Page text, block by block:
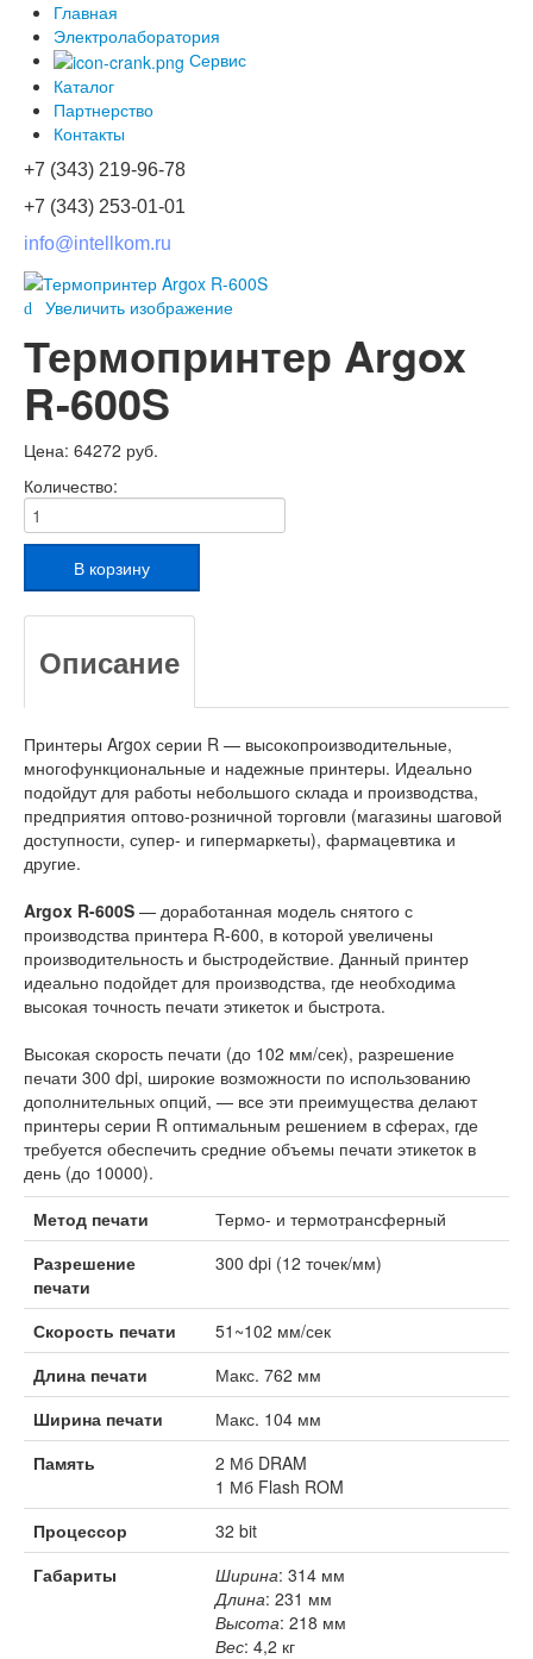
Главная
Электролаборатория
Сервис
Каталог
Партнерство
Контакты
+7 (343) 219-96-78
+7 (343) 253-01-01
info@intellkom.ru
Увеличить изображение
Термопринтер Argox
R-600S
Цена: 64272 руб.
Количество:
Описание
Принтеры Argox серии R — высокопроизводительные,
многофункциональные и надежные принтеры. Идеально
подойдут для работы небольшого склада и производства,
предприятия оптово-розничной торговли (магазины шаговой
доступности, супер- и гипермаркеты), фармацевтика и
другие.
Argox R-600S — доработанная модель снятого с
производства принтера R-600, в которой увеличены
производительность и быстродействие. Данный принтер
идеально подойдет для производства, где необходима
высокая точность печати этикеток и быстрота.
Высокая скорость печати (до 102 мм/сек), разрешение
печати 300 dpi, широкие возможности по использованию
дополнительных опций, — все эти преимущества делают
принтеры серии R оптимальным решением в сферах, где
требуется обеспечить средние объемы печати этикеток в
день (до 10000).
Метод печати
Термо- и термотрансферный
Разрешение
печати
300 dpi (12 точек/мм)
Скорость печати
51~102 мм/сек
Длина печати
Макс. 762 мм
Ширина печати
Макс. 104 мм
Память
2 Мб DRAM
1 Мб Flash ROM
Процессор
32 bit
Габариты
Ширина: 314 мм
Длина: 231 мм
Высота: 218 мм
Вес: 4,2 кг